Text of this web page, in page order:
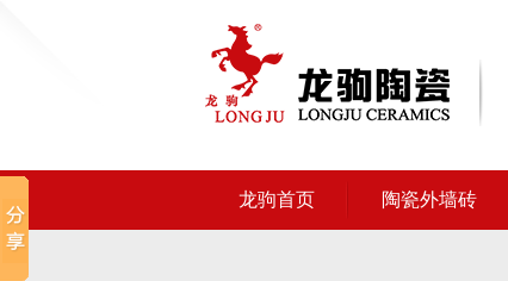
龙驹首页 陶瓷外墙砖